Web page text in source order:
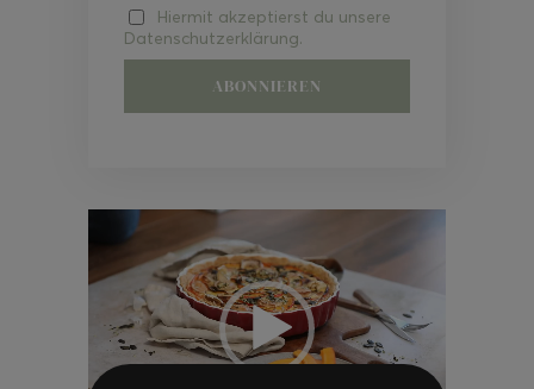
Hiermit akzeptierst du unsere
Datenschutzerklärung.
Video-